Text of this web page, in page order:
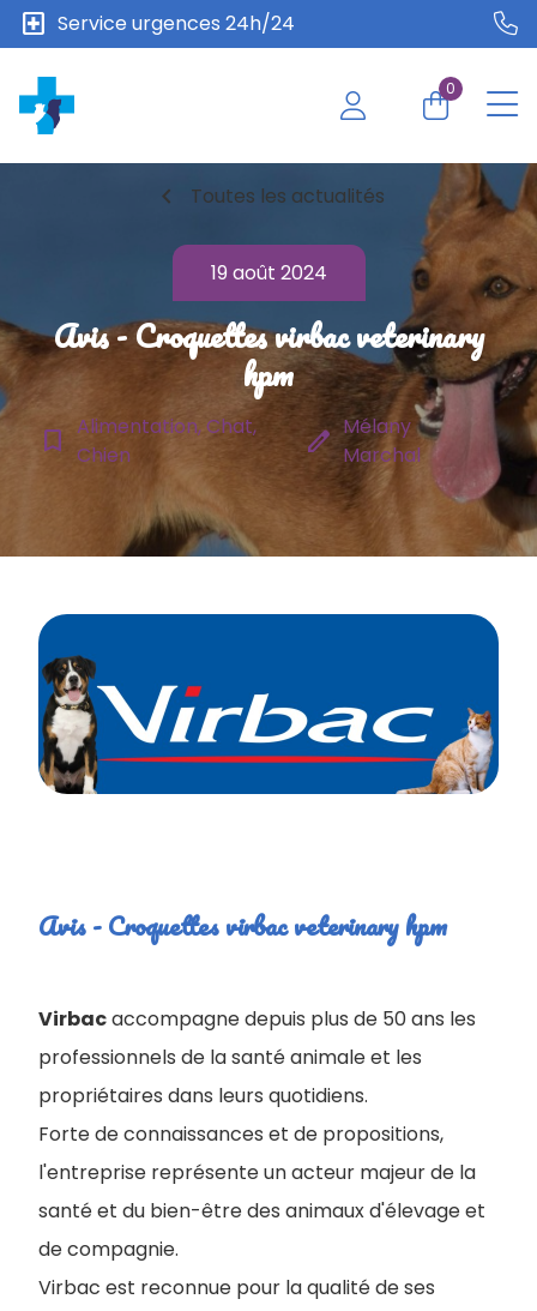
local_hospital Service urgences 24h/24
0
chevron_left Toutes les actualités
19 août 2024
Avis - Croquettes virbac veterinary
hpm
bookmark_border Alimentation, Chat,
Chien
edit Mélany
Marchal
Avis - Croquettes virbac veterinary hpm
Virbacaccompagne depuis plus de 50 ans les
professionnels de la santé animale et les
propriétaires dans leurs quotidiens.
Forte de connaissances et de propositions,
l'entreprise représente un acteur majeur de la
santé et du bien-être des animaux d'élevage et
de compagnie.
Virbac est reconnue pour la qualité de ses